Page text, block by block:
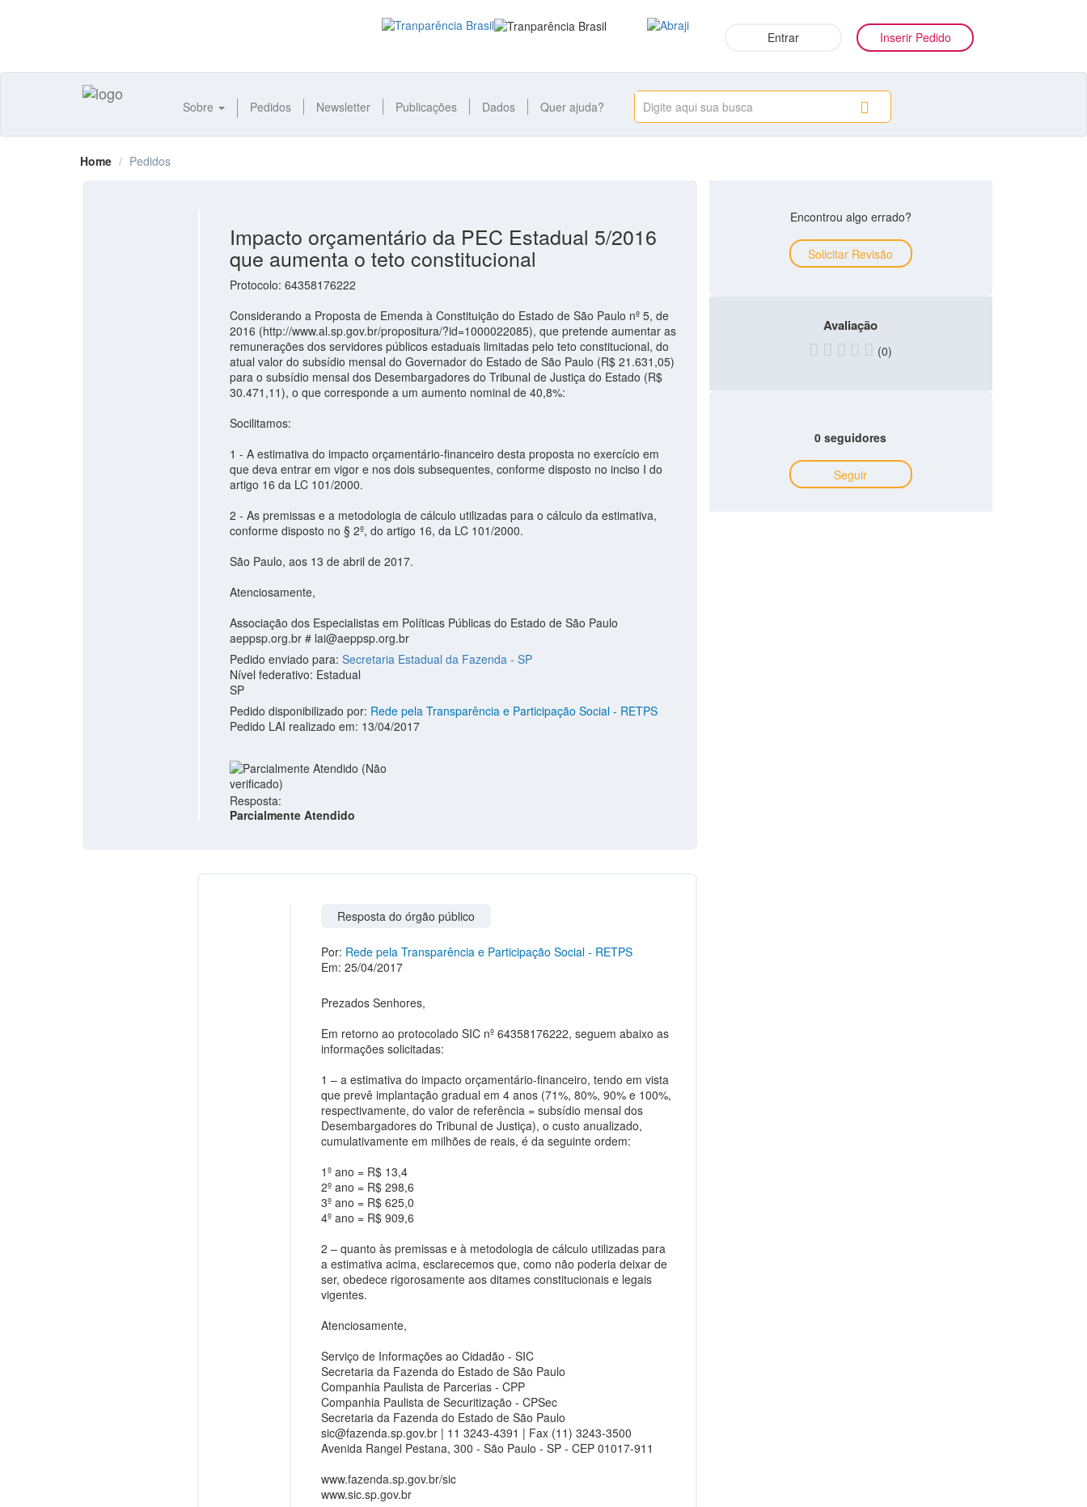
Entrar Inserir Pedido
Sobre Pedidos Newsletter Publicações Dados Quer ajuda?
Home Pedidos
Impacto orçamentário da PEC Estadual 5/2016
que aumenta o teto constitucional
Protocolo: 64358176222
Considerando a Proposta de Emenda à Constituição do Estado de São Paulo nº 5, de
2016 (http://www.al.sp.gov.br/propositura/?id=1000022085), que pretende aumentar as
remunerações dos servidores públicos estaduais limitadas pelo teto constitucional, do
atual valor do subsídio mensal do Governador do Estado de São Paulo (R$ 21.631,05)
para o subsídio mensal dos Desembargadores do Tribunal de Justiça do Estado (R$
30.471,11), o que corresponde a um aumento nominal de 40,8%:
Socilitamos:
1 - A estimativa do impacto orçamentário-financeiro desta proposta no exercício em
que deva entrar em vigor e nos dois subsequentes, conforme disposto no inciso I do
artigo 16 da LC 101/2000.
2 - As premissas e a metodologia de cálculo utilizadas para o cálculo da estimativa,
conforme disposto no § 2º, do artigo 16, da LC 101/2000.
São Paulo, aos 13 de abril de 2017.
Atenciosamente,
Associação dos Especialistas em Políticas Públicas do Estado de São Paulo
aeppsp.org.br # lai@aeppsp.org.br
Pedido enviado para: Secretaria Estadual da Fazenda - SP
Nível federativo: Estadual
SP
Pedido disponibilizado por: Rede pela Transparência e Participação Social - RETPS
Pedido LAI realizado em: 13/04/2017
Resposta:
Parcialmente Atendido
Resposta do órgão público
Por: Rede pela Transparência e Participação Social - RETPS
Em: 25/04/2017
Prezados Senhores,
Em retorno ao protocolado SIC nº 64358176222, seguem abaixo as
informações solicitadas:
1 – a estimativa do impacto orçamentário-financeiro, tendo em vista
que prevê implantação gradual em 4 anos (71%, 80%, 90% e 100%,
respectivamente, do valor de referência = subsídio mensal dos
Desembargadores do Tribunal de Justiça), o custo anualizado,
cumulativamente em milhões de reais, é da seguinte ordem:
1º ano = R$ 13,4
2º ano = R$ 298,6
3º ano = R$ 625,0
4º ano = R$ 909,6
2 – quanto às premissas e à metodologia de cálculo utilizadas para
a estimativa acima, esclarecemos que, como não poderia deixar de
ser, obedece rigorosamente aos ditames constitucionais e legais
vigentes.
Atenciosamente,
Serviço de Informações ao Cidadão - SIC
Secretaria da Fazenda do Estado de São Paulo
Companhia Paulista de Parcerias - CPP
Companhia Paulista de Securitização - CPSec
Secretaria da Fazenda do Estado de São Paulo
sic@fazenda.sp.gov.br | 11 3243-4391 | Fax (11) 3243-3500
Avenida Rangel Pestana, 300 - São Paulo - SP - CEP 01017-911
www.fazenda.sp.gov.br/sic
www.sic.sp.gov.br
Encontrou algo errado?
Solicitar Revisão
Avaliação
(0)
0 seguidores
Seguir